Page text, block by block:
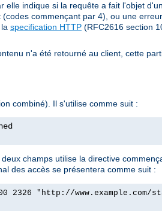
indique si la requête a fait l'objet
commençant par 4), ou une
specification HTTP (RFC2616 section
n'a été retourné au client, cette
combiné). Il s'utilise comme suit :
champs utilise la directive
des accès se présentera comme suit :
2326 "http://www.example.com/